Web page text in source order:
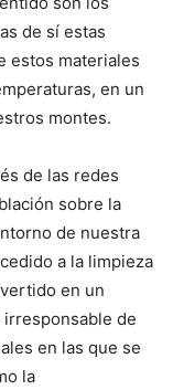
de sí estas
estos materiales
en un
montes.
de las redes
sobre la
de nuestra
a la limpieza
en un
de
en las que se
la